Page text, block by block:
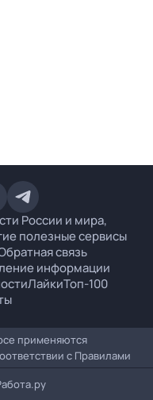
России и мира,
полезные сервисы
связь
информации
ЛайкиТоп-100
применяются
с Правилами